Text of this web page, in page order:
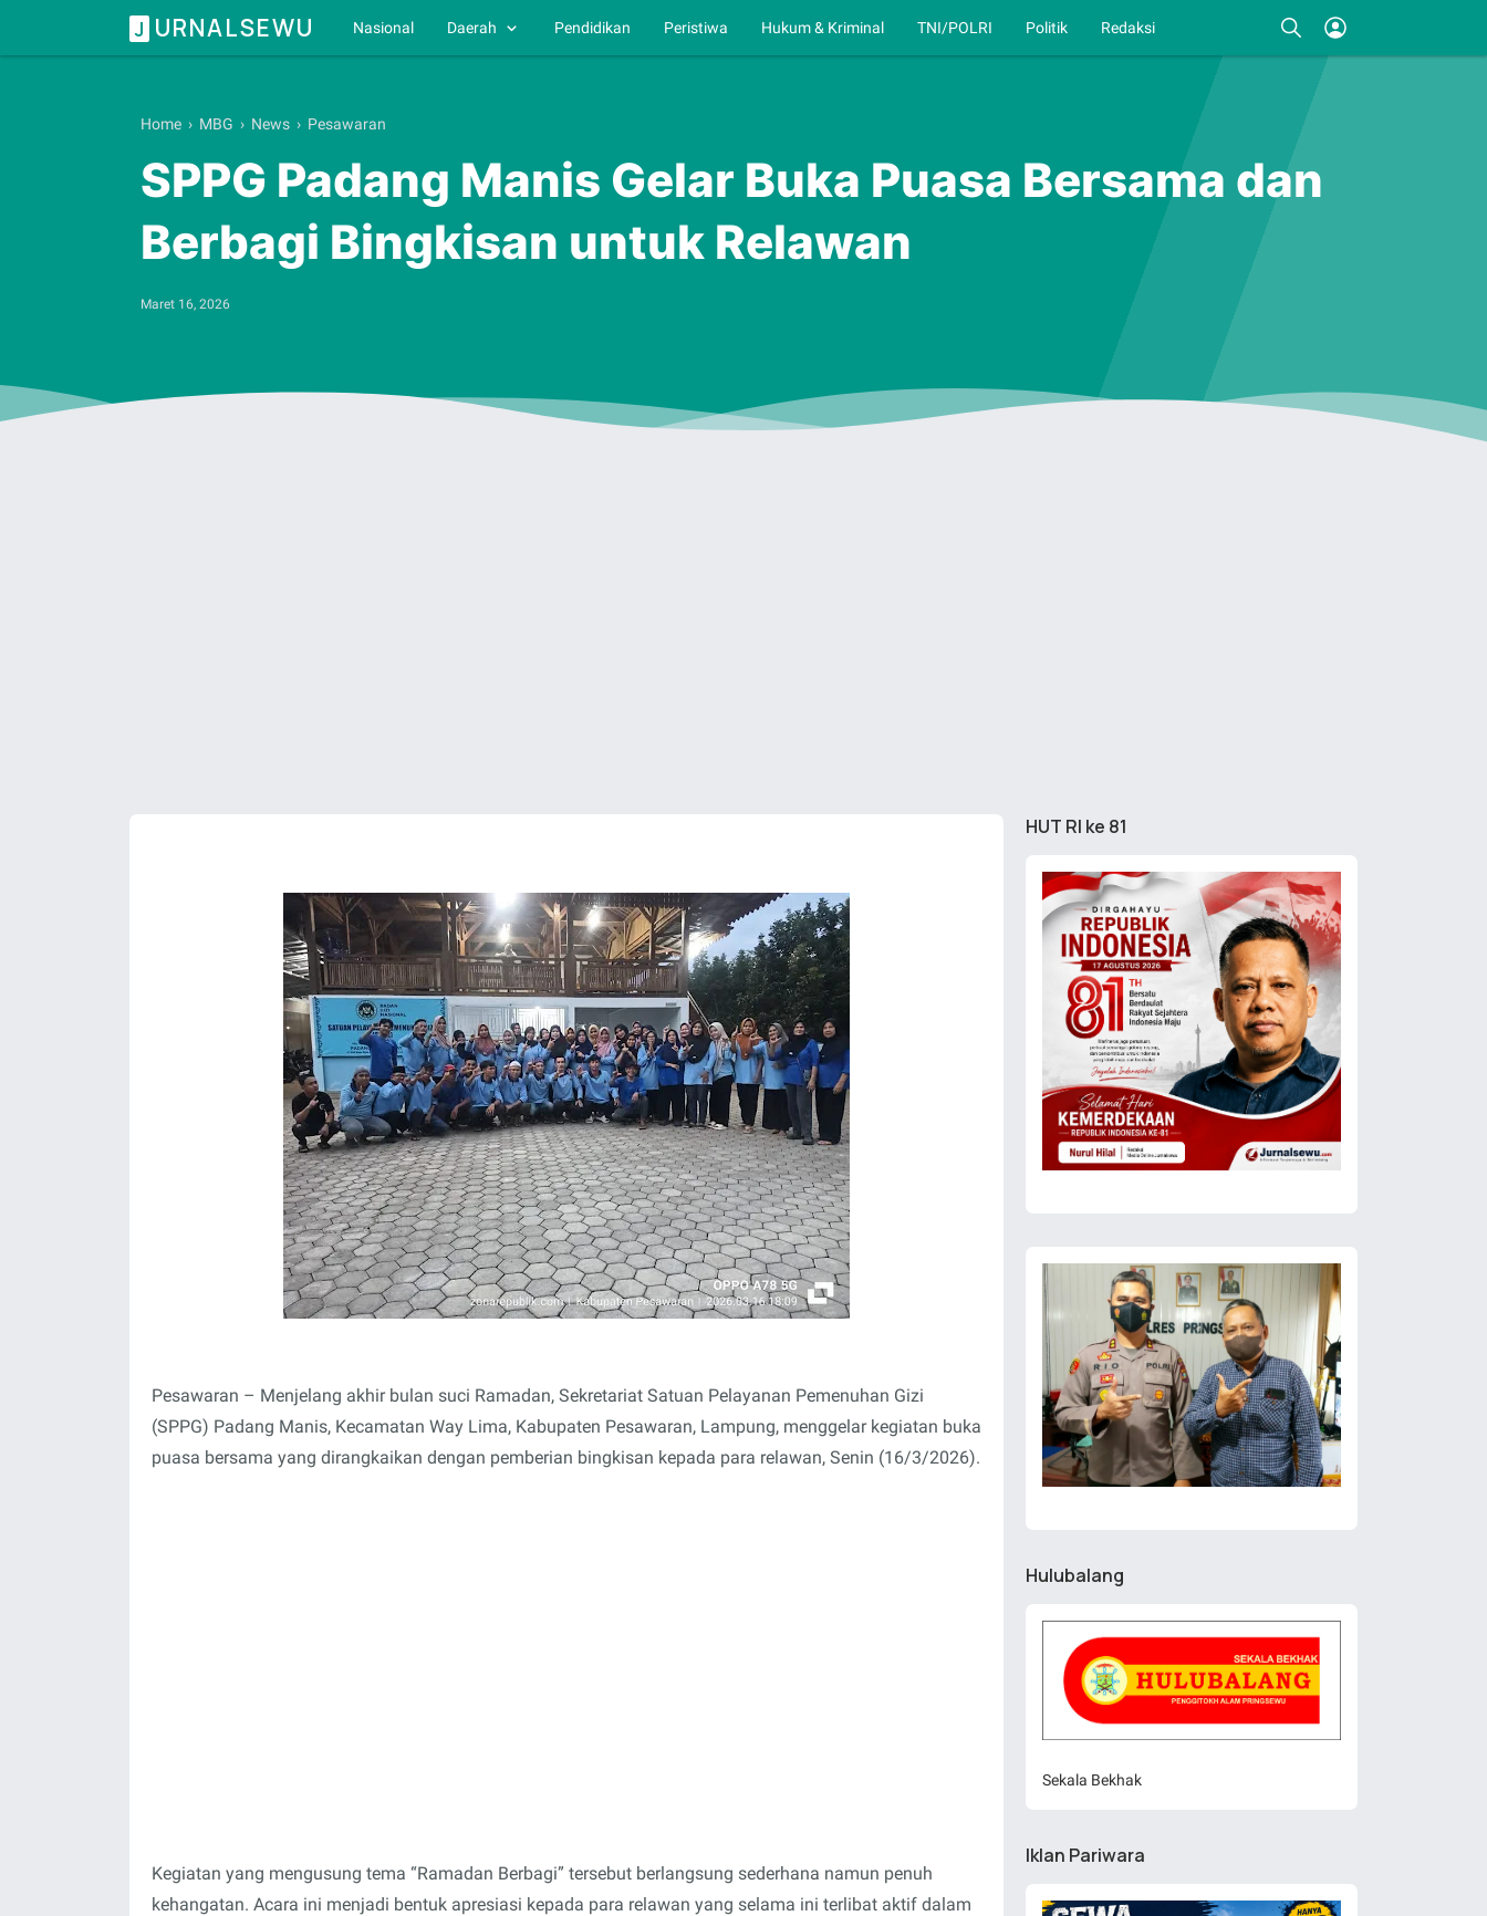
J URNALSEWU Nasional Daerah Pendidikan Peristiwa Hukum & Kriminal TNI/POLRI Politik Redaksi
Home › MBG › News › Pesawaran
SPPG Padang Manis Gelar Buka Puasa Bersama dan
Berbagi Bingkisan untuk Relawan
Maret 16, 2026
Pesawaran – Menjelang akhir bulan suci Ramadan, Sekretariat Satuan Pelayanan Pemenuhan Gizi
(SPPG) Padang Manis, Kecamatan Way Lima, Kabupaten Pesawaran, Lampung, menggelar kegiatan buka
puasa bersama yang dirangkaikan dengan pemberian bingkisan kepada para relawan, Senin (16/3/2026).
Kegiatan yang mengusung tema “Ramadan Berbagi” tersebut berlangsung sederhana namun penuh
kehangatan. Acara ini menjadi bentuk apresiasi kepada para relawan yang selama ini terlibat aktif dalam
HUT RI ke 81
Hulubalang
Sekala Bekhak
Iklan Pariwara